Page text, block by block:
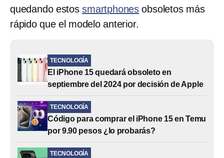
quedando estossmartphones obsoletos más
rápido que el modelo anterior.
TECNOLOGÍA
El iPhone 15 quedará obsoleto en
septiembre del 2024 por decisión de Apple
TECNOLOGÍA
Código para comprar el iPhone 15 en Temu
por 9.90 pesos ¿lo probarás?
TECNOLOGÍA